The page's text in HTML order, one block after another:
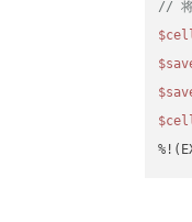
// 将